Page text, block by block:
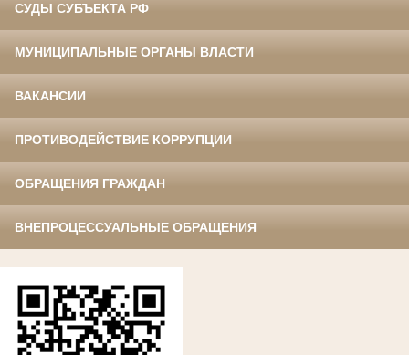
СУДЫ СУБЪЕКТА РФ
МУНИЦИПАЛЬНЫЕ ОРГАНЫ ВЛАСТИ
ВАКАНСИИ
ПРОТИВОДЕЙСТВИЕ КОРРУПЦИИ
ОБРАЩЕНИЯ ГРАЖДАН
ВНЕПРОЦЕССУАЛЬНЫЕ ОБРАЩЕНИЯ